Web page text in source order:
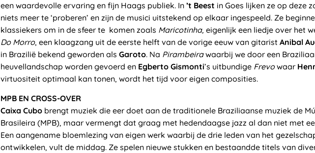
een waardevolle ervaring en fijn Haags publiek. In ’t Beest in Goes lijken ze op deze
niets meer te ‘proberen’ en zijn de musici uitstekend op elkaar ingespeeld. Ze
klassiekers om in de sfeer te komen zoals Maricotinha, eigenlijk een liedje over het
Do Morro, een klaagzang uit de eerste helft van de vorige eeuw van gitarist Anibal
in Brazilië bekend geworden als Garoto. Na Pirambeirawaarbij we door een
heuvellandschap worden gevoerd en Egberto Gismonti’s uitbundige Frevowaar
virtuositeit optimaal kan tonen, wordt het tijd voor eigen composities.
MPB EN CROSS-OVER
Caixa Cubo brengt muziek die eer doet aan de traditionele Braziliaanse muziek de
Brasileira (MPB), maar vermengt dat graag met hedendaagse jazz al dan niet met
Een aangename bloemlezing van eigen werk waarbij de drie leden van het
ontwikkelen, vult de middag. Ze spelen nieuwe stukken en bestaandde titels van